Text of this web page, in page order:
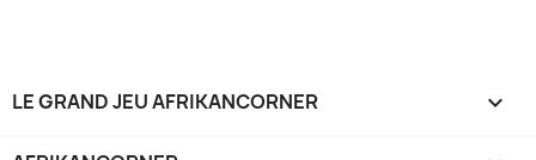
LE GRAND JEU AFRIKANCORNER 